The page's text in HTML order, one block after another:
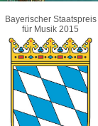
Bayerischer Staatspreis
für Musik 2015